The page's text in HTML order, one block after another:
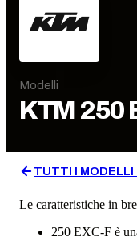
Modelli
KTM 250
TUTTI I MODELLI
Le caratteristiche in
250 EXC-F è